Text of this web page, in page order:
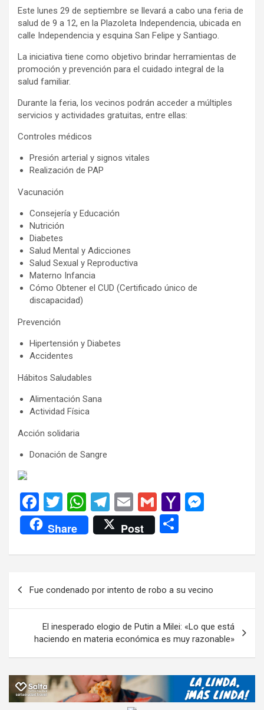
Este lunes 29 de septiembre se llevará a cabo una feria de
salud de 9 a 12, en la Plazoleta Independencia, ubicada en
calle Independencia y esquina San Felipe y Santiago.
La iniciativa tiene como objetivo brindar herramientas de
promoción y prevención para el cuidado integral de la
salud familiar.
Durante la feria, los vecinos podrán acceder a múltiples
servicios y actividades gratuitas, entre ellas:
Controles médicos
Presión arterial y signos vitales
Realización de PAP
Vacunación
Consejería y Educación
Nutrición
Diabetes
Salud Mental y Adicciones
Salud Sexual y Reproductiva
Materno Infancia
Cómo Obtener el CUD (Certificado único de
discapacidad)
Prevención
Hipertensión y Diabetes
Accidentes
Hábitos Saludables
Alimentación Sana
Actividad Física
Acción solidaria
Donación de Sangre
F
a
ce
b
o
k
T
wi
tt
er
W
h
at
s
p
p
T
el
e
gr
m
E
m
ail
G
m
ail
Y
o
M
ail
n
er
Share Post
m
ar
tir
entradas
Fue condenado por intento de robo a su vecino
El inesperado elogio de Putin a Milei: «Lo que está
haciendo en materia económica es muy razonable»